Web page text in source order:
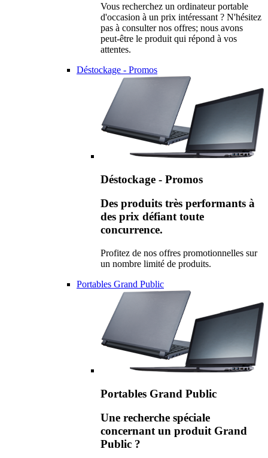
Vous recherchez un ordinateur portable
d'occasion à un prix intéressant ? N'hésitez
pas à consulter nos offres; nous avons
peut-être le produit qui répond à vos
attentes.
Déstockage - Promos
Déstockage - Promos
Des produits très performants à
des prix défiant toute
concurrence.
Profitez de nos offres promotionnelles sur
un nombre limité de produits.
Portables Grand Public
Portables Grand Public
Une recherche spéciale
concernant un produit Grand
Public ?